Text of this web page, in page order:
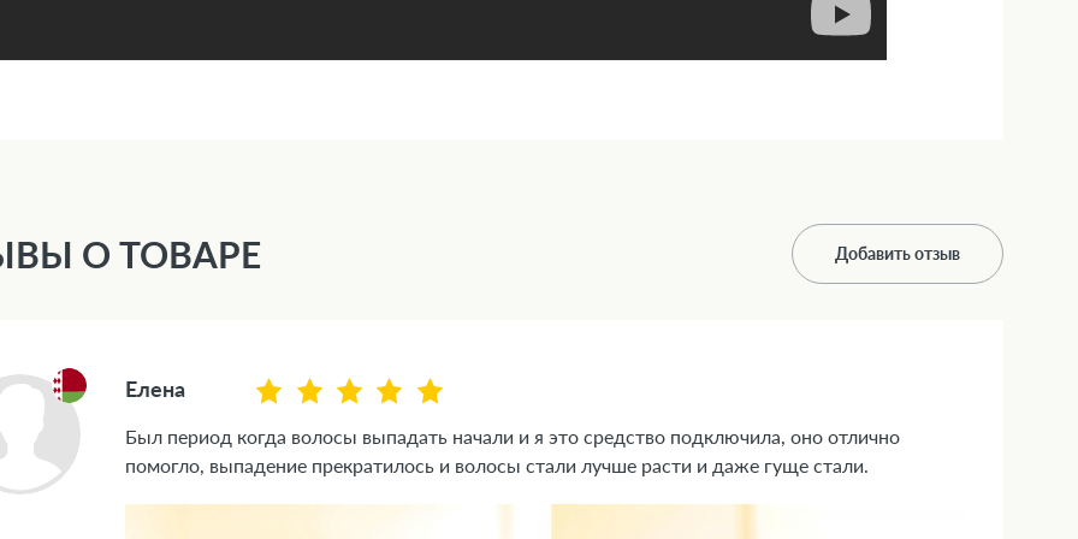
О ТОВАРЕ Добавить отзыв
Елена
Был период когда волосы выпадать начали и я это средство подключила, оно отлично
помогло, выпадение прекратилось и волосы стали лучше расти и даже гуще стали.